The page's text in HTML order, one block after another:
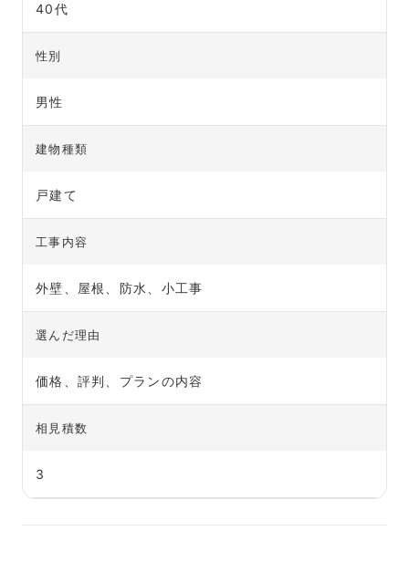
40代
性別
男性
建物種類
戸建て
工事内容
外壁、屋根、防水、小工事
選んだ理由
価格、評判、プランの内容
相見積数
3